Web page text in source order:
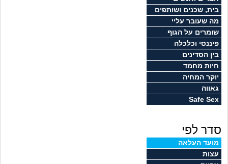
בית, שכנים ושותפים
מה שעובר עליי
שומרים על הגוף
פיננסי וכלכלה
בין הסדינים
חיות מחמד
יוקר המחיה
גאווה
Safe Sex
סדר לפי
מועד העלאה
עצות